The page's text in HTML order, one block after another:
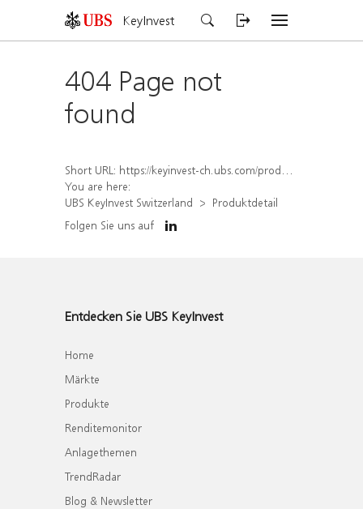
KeyInvest
404 Page not
found
Short URL: https://keyinvest-ch.ubs.com/produkt/detail/index/isin/CH1577815595
You are here:
UBS KeyInvest Switzerland
Produktdetail
Folgen Sie uns auf
Entdecken Sie UBS KeyInvest
Home
Märkte
Produkte
Renditemonitor
Anlagethemen
TrendRadar
Blog & Newsletter